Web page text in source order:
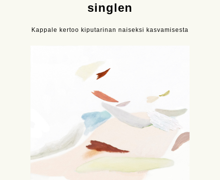
singlen
Kappale kertoo kiputarinan naiseksi kasvamisesta